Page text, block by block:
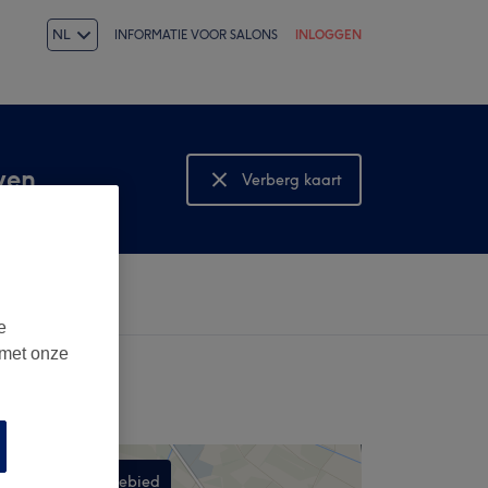
NL INFORMATIE VOOR SALONS INLOGGEN
Verberg kaart
Bekijk kaart
Zoek in dit gebied
onze